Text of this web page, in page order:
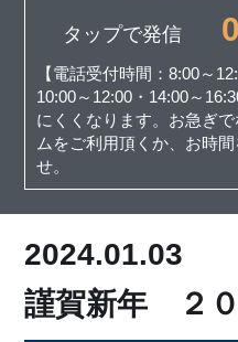
タップで発信
【電話受付時間：8:00～
10:00～12:00・14:00～
にくくなります。お急ぎ
ムをご利用頂くか、お時
せ。
2024.01.03
謹賀新年 ２